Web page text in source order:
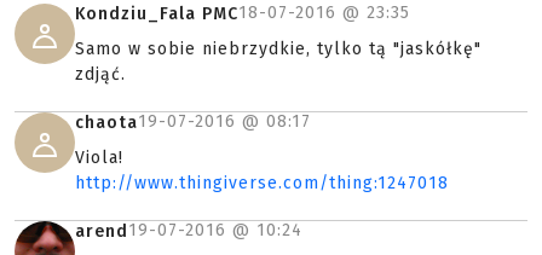
Kondziu_Fala PMC18-07-2016 @ 23:35
Samo w sobie niebrzydkie, tylko tą "jaskółkę"
zdjąć.
chaota19-07-2016 @ 08:17
Viola!
http://www.thingiverse.com/thing:1247018
arend 19-07-2016 @ 10:24